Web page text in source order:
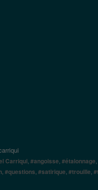
Carriqui #angoisse #étalonnage
#questions #satirique #trouille